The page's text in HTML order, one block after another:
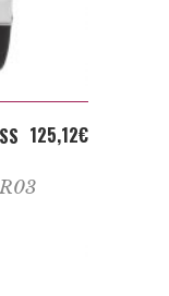
125,12€